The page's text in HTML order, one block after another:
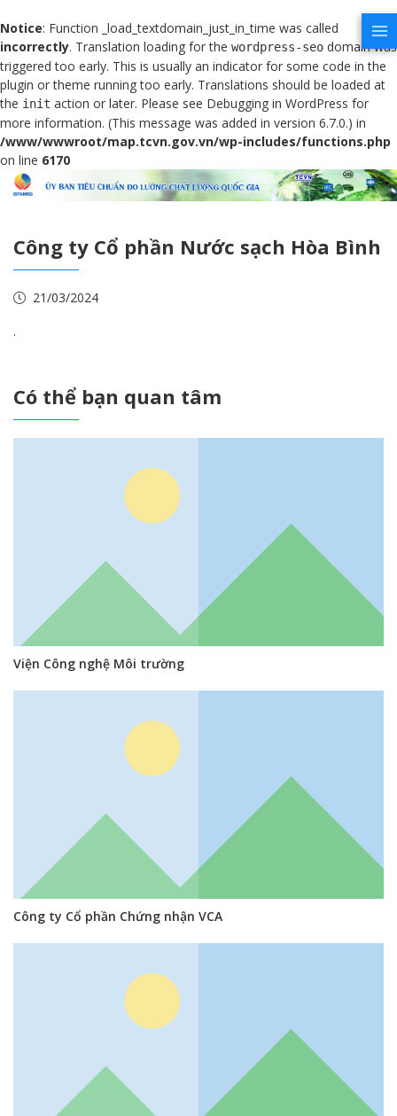
Notice: Function _load_textdomain_just_in_time was called
incorrectly. Translation loading for the wordpress-seo domain was
triggered too early. This is usually an indicator for some code in the
plugin or theme running too early. Translations should be loaded at
the init action or later. Please see Debugging in WordPress for
more information. (This message was added in version 6.7.0.) in
/www/wwwroot/map.tcvn.gov.vn/wp-includes/functions.php
on line 6170
Công ty Cổ phần Nước sạch Hòa Bình
21/03/2024
.
Có thể bạn quan tâm
Viện Công nghệ Môi trường
Công ty Cổ phần Chứng nhận VCA